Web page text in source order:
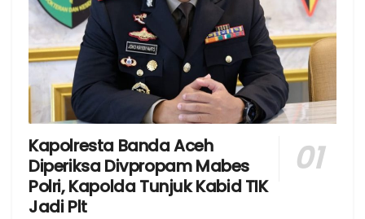
Kapolresta Banda Aceh
Diperiksa Divpropam Mabes
Polri, Kapolda Tunjuk Kabid TIK
Jadi Plt